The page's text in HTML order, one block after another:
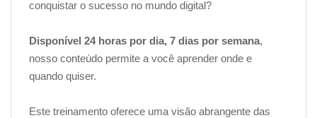
conquistar o sucesso no mundo digital?
Disponível 24 horas por dia, 7 dias por semana,
nosso conteúdo permite a você aprender onde e
quando quiser.
Este treinamento oferece uma visão abrangente das